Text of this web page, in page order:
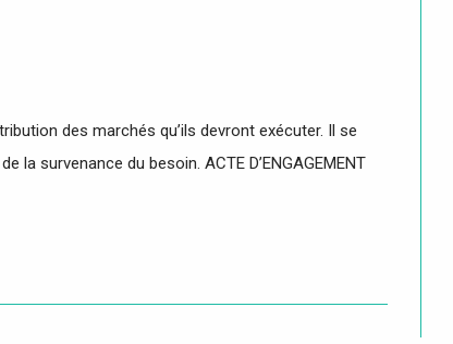
des marchés qu’ils devront exécuter. Il se
survenance du besoin. ACTE D’ENGAGEMENT